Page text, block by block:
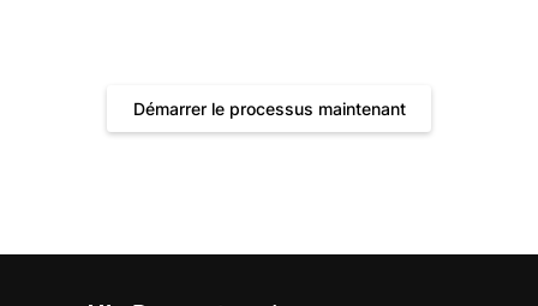
Démarrer le processus maintenant